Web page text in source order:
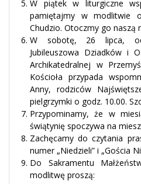
W piątek w liturgiczne
pamiętajmy w modlitwie
Chudzio. Otoczmy go naszą
W sobotę, 26 lipca,
Jubileuszowa Dziadków i
Archikatedralnej w
Kościoła przypada
Anny, rodziców
pielgrzymki o godz. 10.00.
Przypominamy, że w
świątynię spoczywa na
Zachęcamy do czytania
numer „Niedzieli” i „Gościa
Do Sakramentu
modlitwę proszą: